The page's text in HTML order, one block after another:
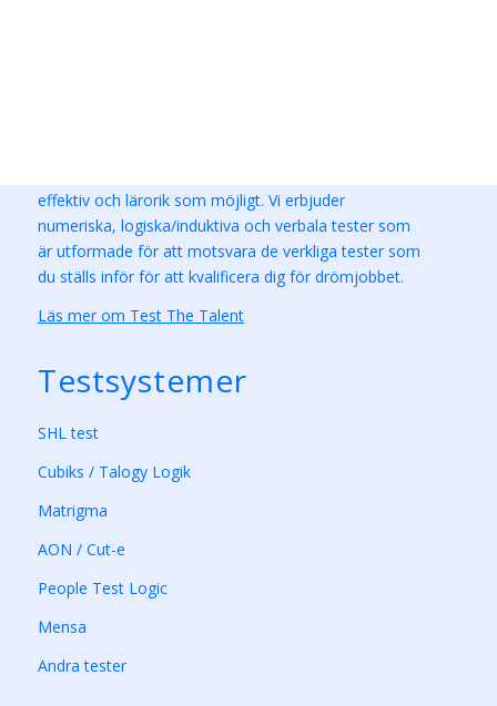
effektiv och lärorik som möjligt. Vi erbjuder
numeriska, logiska/induktiva och verbala tester som
är utformade för att motsvara de verkliga tester som
du ställs inför för att kvalificera dig för drömjobbet.
Läs mer om Test The Talent
Testsystemer
SHL test
Cubiks / Talogy Logik
Matrigma
AON / Cut-e
People Test Logic
Mensa
Andra tester